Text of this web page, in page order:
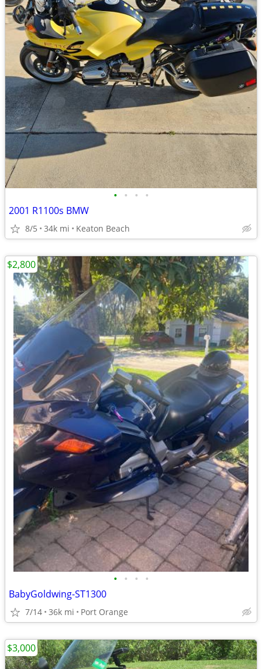
• • • •
2001 R1100s BMW
8/5 34k mi Keaton Beach
• • • •
BabyGoldwing-ST1300
7/14 36k mi Port Orange
$2,800
$3,000